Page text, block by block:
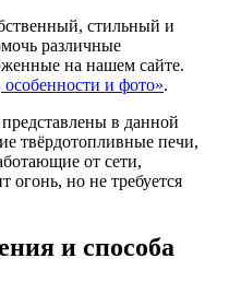
стильный и
различные
на нашем сайте.
и фото».
в данной
твёрдотопливные печи,
от сети,
огонь, но не требуется
и способа